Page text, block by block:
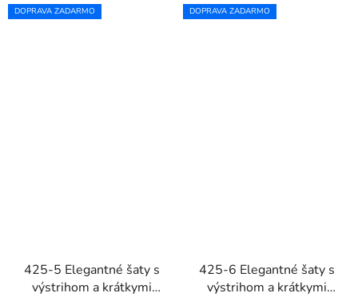
DOPRAVA ZADARMO
425-5 Elegantné šaty s
výstrihom a krátkymi
DOPRAVA ZADARMO
425-6 Elegantné šaty s
výstrihom a krátkymi